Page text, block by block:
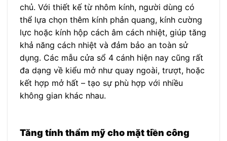
chủ. Với thiết kế từ nhôm kính, người dùng có
thể lựa chọn thêm kính phản quang, kính cường
lực hoặc kính hộp cách âm cách nhiệt, giúp tăng
khả năng cách nhiệt và đảm bảo an toàn sử
dụng. Các mẫu cửa sổ 4 cánh hiện nay cũng rất
đa dạng về kiểu mở như quay ngoài, trượt, hoặc
kết hợp mở hất – tạo sự phù hợp với nhiều
không gian khác nhau.
Tăng tính thẩm mỹ cho mặt tiền công